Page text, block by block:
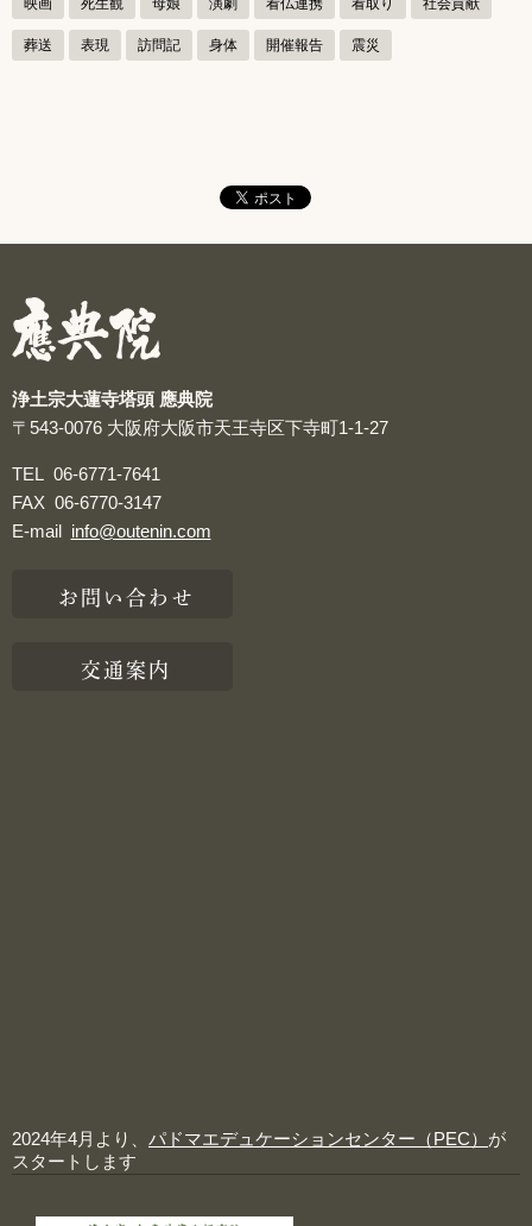
葬送 表現 訪問記 身体 開催報告 震災
浄土宗大蓮寺塔頭 應典院
〒543-0076 大阪府大阪市天王寺区下寺町1-1-27
TEL 06-6771-7641
FAX 06-6770-3147
E-mail info@outenin.com
お問い合わせ
交通案内
2024年4月より、 パドマエデュケーションセンター（PEC） が
スタートします